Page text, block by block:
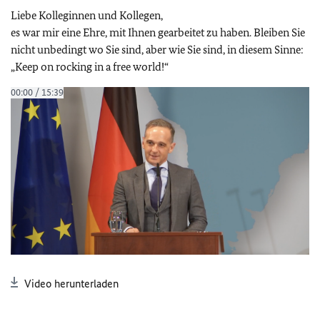
Liebe Kolleginnen und Kollegen,
es war mir eine Ehre, mit Ihnen gearbeitet zu haben. Bleiben Sie
nicht unbedingt wo Sie sind, aber wie Sie sind, in diesem Sinne:
„Keep on rocking in a free world!“
Video herunterladen